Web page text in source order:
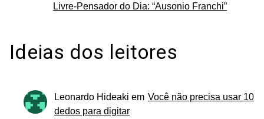
Livre-Pensador do Dia: “Ausonio Franchi”
Ideias dos leitores
Leonardo Hideaki em Você não precisa usar 10
dedos para digitar